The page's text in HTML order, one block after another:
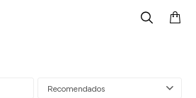
Recomendados